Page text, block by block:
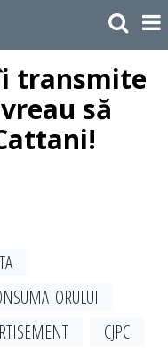
transmite
să
CJPC